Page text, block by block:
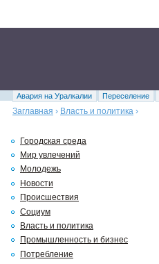
Авария на Уралкалии Переселение
Заглавная › Власть и политика ›
Городская среда
Мир увлечений
Молодежь
Новости
Происшествия
Социум
Власть и политика
Промышленность и бизнес
Потребление